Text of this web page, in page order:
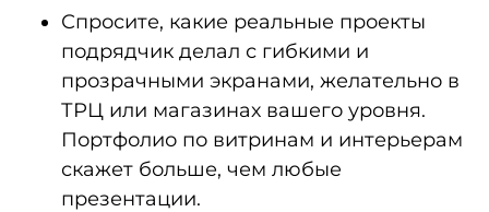
Спросите, какие реальные проекты
подрядчик делал с гибкими и
прозрачными экранами, желательно в
ТРЦ или магазинах вашего уровня.
Портфолио по витринам и интерьерам
скажет больше, чем любые
презентации.